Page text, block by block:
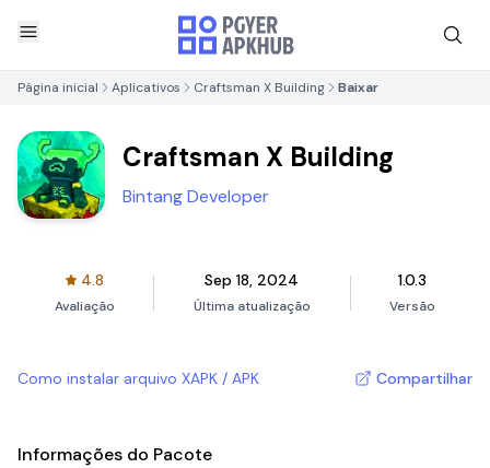
Página inicial Aplicativos Craftsman X Building Baixar
Craftsman X Building
Bintang Developer
4.8
Avaliação
Sep 18, 2024
Última atualização
1.0.3
Versão
Como instalar arquivo XAPK / APK Compartilhar
Informações do Pacote